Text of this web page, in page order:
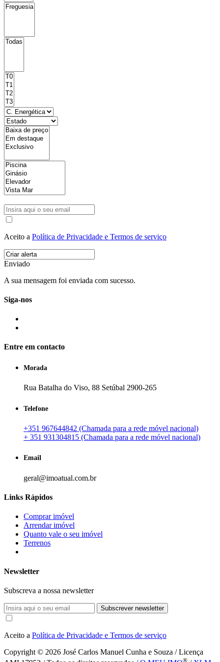
Aceito a Política de Privacidade e Termos de serviço
Enviado
A sua mensagem foi enviada com sucesso.
Siga-nos
Entre em contacto
Morada
Rua Batalha do Viso, 88 Setúbal 2900-265
Telefone
+351 967644842 (Chamada para a rede móvel nacional)
+ 351 931304815 (Chamada para a rede móvel nacional)
Email
geral@imoatual.com.br
Links Rápidos
Comprar imóvel
Arrendar imóvel
Quanto vale o seu imóvel
Terrenos
Newsletter
Subscreva a nossa newsletter
Subscrever newsletter
Aceito a Política de Privacidade e Termos de serviço
Copyright © 2026 José Carlos Manuel Cunha e Souza / Licença
®